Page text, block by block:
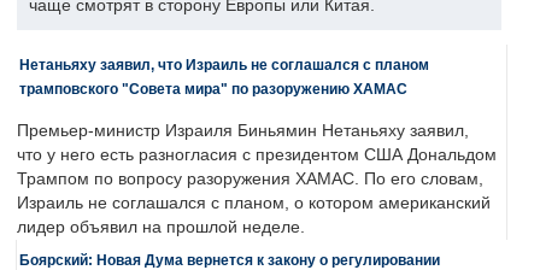
чаще смотрят в сторону Европы или Китая.
Нетаньяху заявил, что Израиль не соглашался с планом
трамповского "Совета мира" по разоружению ХАМАС
Премьер-министр Израиля Биньямин Нетаньяху заявил,
что у него есть разногласия с президентом США Дональдом
Трампом по вопросу разоружения ХАМАС. По его словам,
Израиль не соглашался с планом, о котором американский
лидер объявил на прошлой неделе.
Боярский: Новая Дума вернется к закону о регулировании